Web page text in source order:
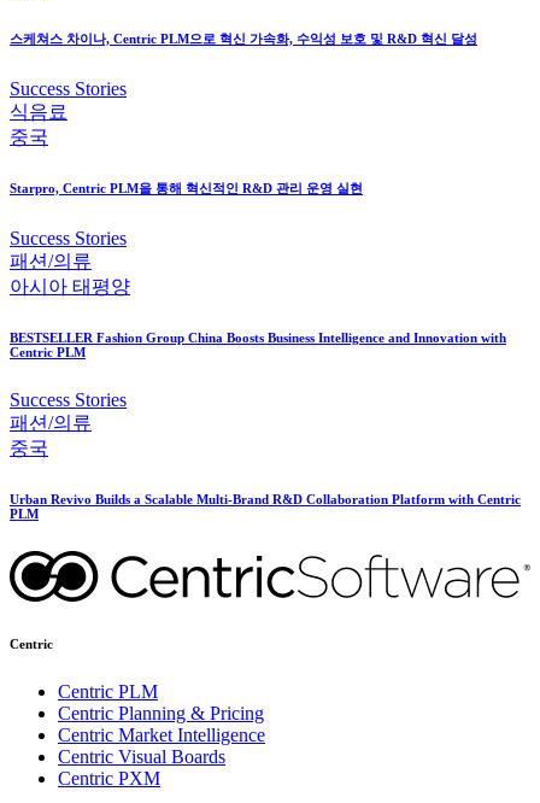
스케쳐스 차이나, Centric PLM으로 혁신 가속화, 수익성 보호 및 R&D 혁신 달성
Success Stories
식음료
중국
Starpro, Centric PLM을 통해 혁신적인 R&D 관리 운영 실현
Success Stories
패션/의류
아시아 태평양
BESTSELLER Fashion Group China Boosts Business Intelligence and Innovation with
Centric PLM
Success Stories
패션/의류
중국
Urban Revivo Builds a Scalable Multi-Brand R&D Collaboration Platform with Centric
PLM
Centric
Centric PLM
Centric Planning & Pricing
Centric Market Intelligence
Centric Visual Boards
Centric PXM